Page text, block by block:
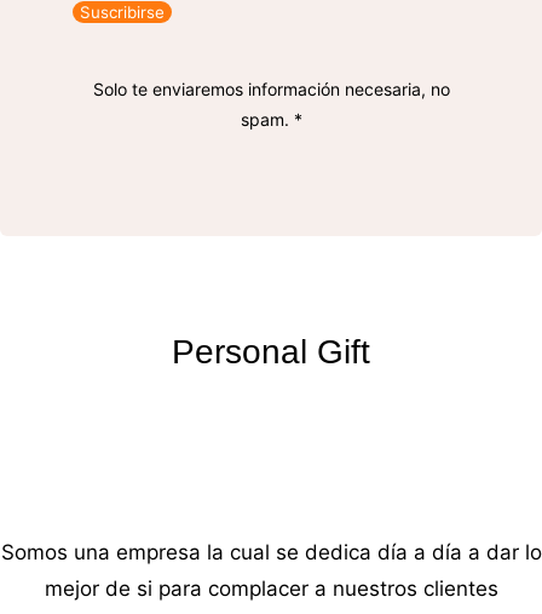
Suscribirse
Solo te enviaremos información necesaria, no
spam. *
Personal Gift
Somos una empresa la cual se dedica día a día a dar lo
mejor de si para complacer a nuestros clientes